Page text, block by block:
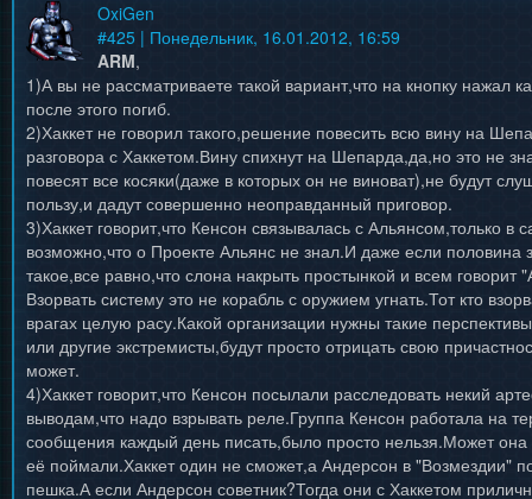
OxiGen
#425 | Понедельник, 16.01.2012, 16:59
ARM,
1)А вы не рассматриваете такой вариант,что на кнопку нажал
после этого погиб.
2)Хаккет не говорил такого,решение повесить всю вину на
разговора с Хаккетом.Вину спихнут на Шепарда,да,но это не
повесят все косяки(даже в которых он не виноват),не будут
пользу,и дадут совершенно неоправданный приговор.
3)Хаккет говорит,что Кенсон связывалась с Альянсом,только
возможно,что о Проекте Альянс не знал.И даже если
такое,все равно,что слона накрыть простынкой и всем говорит
Взорвать систему это не корабль с оружием угнать.Тот кто
врагах целую расу.Какой организации нужны такие
или другие экстремисты,будут просто отрицать свою
может.
4)Хаккет говорит,что Кенсон посылали расследовать некий
выводам,что надо взрывать реле.Группа Кенсон работала на
сообщения каждый день писать,было просто нельзя.Может
её поймали.Хаккет один не сможет,а Андерсон в "Возмездии"
пешка.А если Андерсон советник?Тогда они с Хаккетом